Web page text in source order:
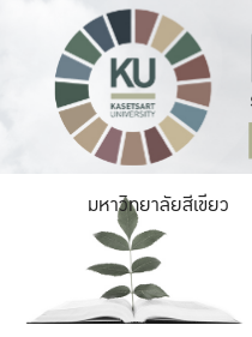
มหาวิทยาลัยสีเขียว